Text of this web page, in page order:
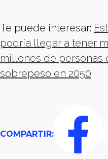
Te puede interesar:
podría llegar a tener
millones de personas
sobrepeso en 2050
COMPARTIR: